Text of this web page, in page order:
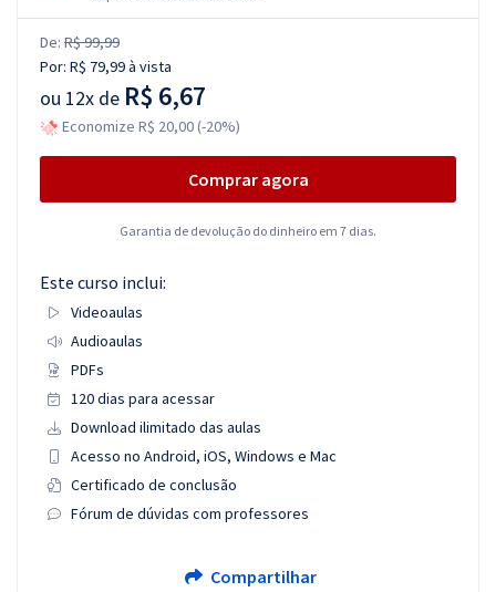
De: R$ 99,99
Por: R$ 79,99à vista
ou 12x de R$ 6,67
Economize R$ 20,00 (-20%)
Comprar agora
Garantia de devolução do dinheiro em 7 dias.
Este curso inclui:
Videoaulas
Audioaulas
PDFs
120 dias para acessar
Download ilimitado das aulas
Acesso no Android, iOS, Windows e Mac
Certificado de conclusão
Fórum de dúvidas com professores
Compartilhar